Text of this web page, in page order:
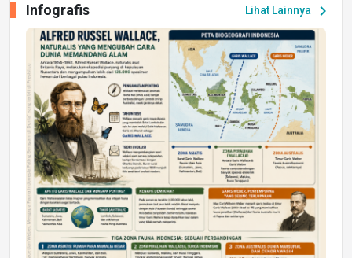
Peluang Kerja dan Magang
Jumat, 17 Jul 2026 22:30
DAERAH
Astra Motor Kalimantan Timur 2 Dukung
Mahasiswa Samarinda dalam Astra
Honda SDGs Future Leaders 2026
Jumat, 10 Jul 2026 19:01
Lihat Lainnya chevron_right
Infografis